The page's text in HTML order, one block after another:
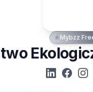
Mybzz